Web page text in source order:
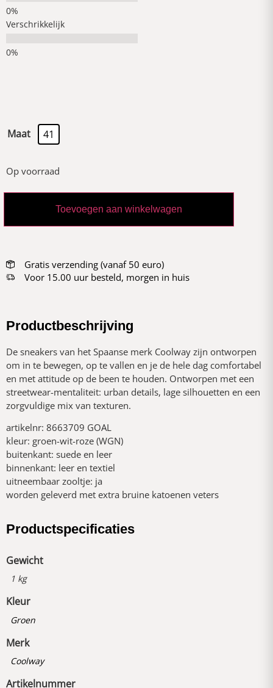
Verschrikkelijk
Maat 41
Op voorraad
Toevoegen aan winkelwagen
Gratis verzending (vanaf 50 euro)
Voor 15.00 uur besteld, morgen in huis
Productbeschrijving
De sneakers van het Spaanse merk Coolway zijn ontworpen
om in te bewegen, op te vallen en je de hele dag comfortabel
en met attitude op de been te houden. Ontworpen met een
streetwear-mentaliteit: urban details, lage silhouetten en een
zorgvuldige mix van texturen.
artikelnr: 8663709 GOAL
kleur: groen-wit-roze (WGN)
buitenkant: suede en leer
binnenkant: leer en textiel
uitneembaar zooltje: ja
worden geleverd met extra bruine katoenen veters
Productspecificaties
Gewicht
1 kg
Kleur
Groen
Merk
Coolway
Artikelnummer